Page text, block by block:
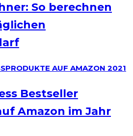
So berechnen
Bestseller
Amazon im Jahr